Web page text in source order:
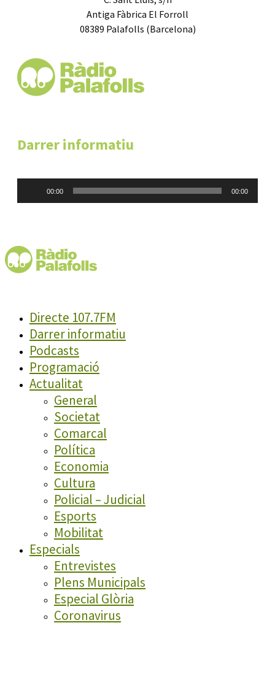
Antiga Fàbrica El Forroll
08389 Palafolls (Barcelona)
Darrer informatiu
00:00 00:00
Directe 107.7FM
Darrer informatiu
Podcasts
Programació
Actualitat
General
Societat
Comarcal
Política
Economia
Cultura
Policial – Judicial
Esports
Mobilitat
Especials
Entrevistes
Plens Municipals
Especial Glòria
Coronavirus